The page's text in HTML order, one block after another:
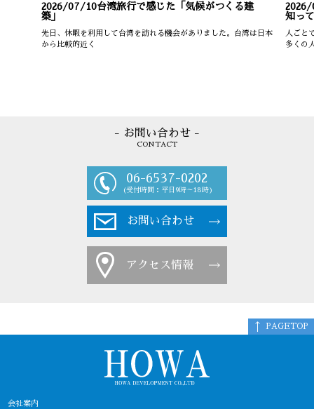
2026/07/10台湾旅行で感じた「気候がつくる建
築」
先日、休暇を利用して台湾を訪れる機会がありました。台湾は日本
から比較的近く
知っ
人ごと
多くの
- お問い合わせ -
CONTACT
06-6537-0202
(受付時間：平日9時～18時)
お問い合わせ
アクセス情報
会社案内
PAGETOP